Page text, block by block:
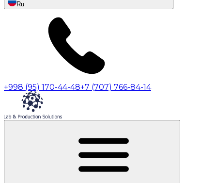
Ru
+998 (95) 170-44-48+7 (707) 766-84-14